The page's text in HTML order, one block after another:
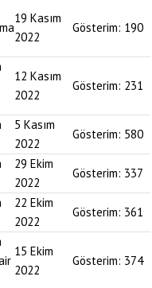
19 Kasım
2022
Gösterim: 190
12 Kasım
2022
Gösterim: 231
5 Kasım
2022
Gösterim: 580
29 Ekim
2022
Gösterim: 337
22 Ekim
2022
Gösterim: 361
15 Ekim
2022
Gösterim: 374